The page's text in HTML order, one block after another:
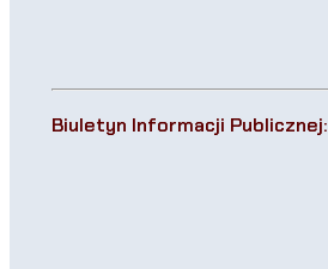
Biuletyn Informacji Publicznej: